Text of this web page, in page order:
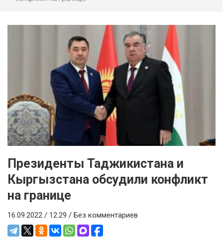
Президенты Таджикистана и
Кыргызстана обсудили конфликт
на границе
16.09.2022 / 12:29 / Без комментариев